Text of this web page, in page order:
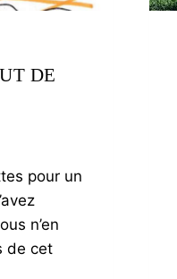
DE
pour un
n’en
de cet